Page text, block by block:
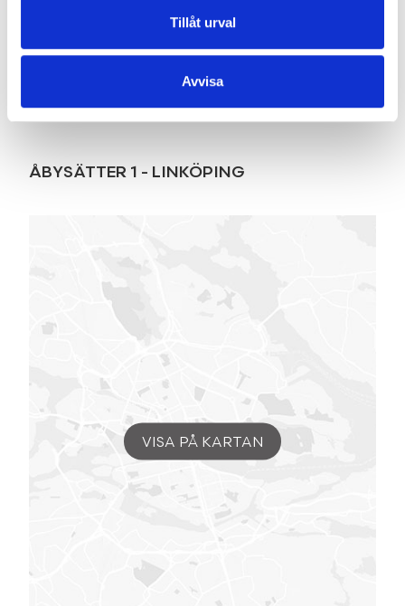
Tillåt urval
Avvisa
KARTA-KARTA I SKALA 1 PÅ 500
Karta
ÅBYSÄTTER 1 - LINKÖPING
VISA PÅ KARTAN